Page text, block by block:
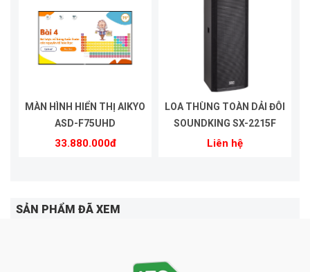
MÀN HÌNH HIỂN THỊ AIKYO
ASD-F75UHD
33.880.000đ
LOA THÙNG TOÀN DẢI ĐÔI
SOUNDKING SX-2215F
Liên hệ
SẢN PHẨM ĐÃ XEM